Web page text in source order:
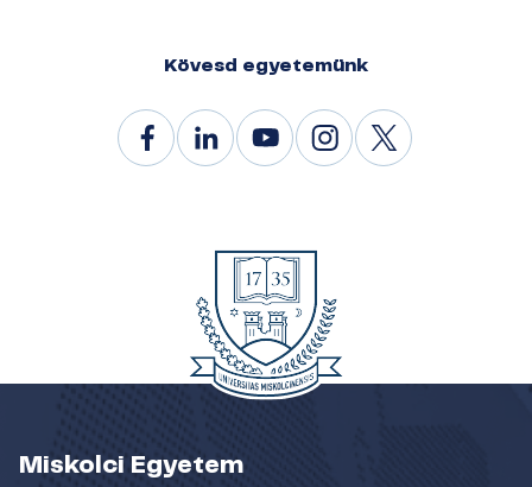
Kövesd egyetemünk
Miskolci Egyetem